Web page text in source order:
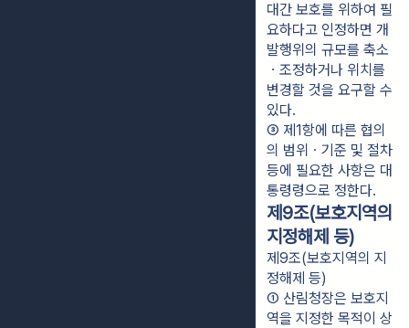
대간 보호를 위하여 필
요하다고 인정하면 개
발행위의 규모를 축소
ㆍ조정하거나 위치를
변경할 것을 요구할 수
있다.
③ 제1항에 따른 협의
의 범위ㆍ기준 및 절차
등에 필요한 사항은 대
통령령으로 정한다.
제9조(보호지역의
지정해제 등)
제9조(보호지역의 지
정해제 등)
① 산림청장은 보호지
역을 지정한 목적이 상